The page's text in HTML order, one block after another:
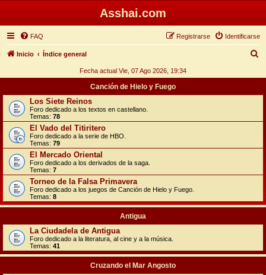
Asshai.com
FAQ Identificarse
Registrarse
Inicio Índice general
c
Fecha actual Vie, 07 Ago 2026, 19:34
Canción de Hielo y Fuego
Los Siete Reinos
Foro dedicado a los textos en castellano.
Temas: 78
El Vado del Titiritero
Foro dedicado a la serie de HBO.
Temas: 79
El Mercado Oriental
Foro dedicado a los derivados de la saga.
Temas: 7
Torneo de la Falsa Primavera
Foro dedicado a los juegos de Canción de Hielo y Fuego.
Temas: 8
Antigua
La Ciudadela de Antigua
Foro dedicado a la literatura, al cine y a la música.
Temas: 41
Cruzando el Mar Angosto